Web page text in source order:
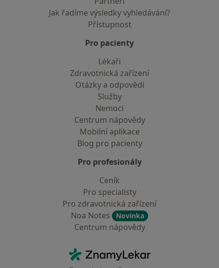
Jak řadíme výsledky vyhledávání?
Přístupnost
Pro pacienty
Lékaři
Zdravotnická zařízení
Otázky a odpovědi
Služby
Nemoci
Centrum nápovědy
Mobilní aplikace
Blog pro pacienty
Pro profesionály
Ceník
Pro specialisty
Pro zdravotnická zařízení
Noa Notes
Novinka
Centrum nápovědy
ZnamyLekar - Hlavní stránka